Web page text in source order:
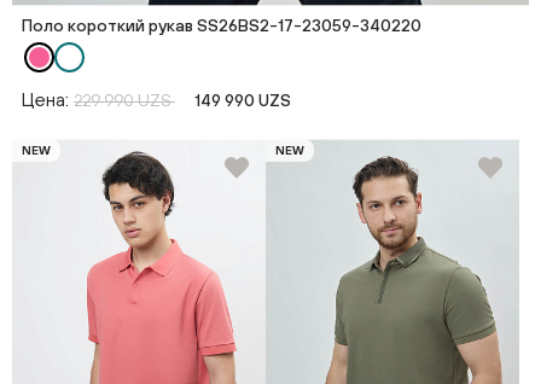
Поло короткий рукав SS26BS2-17-23059-340220
Цена: 229 990 UZS 149 990 UZS
NEW NEW